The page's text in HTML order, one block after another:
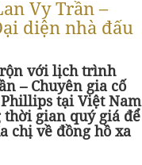
Vy Trần –
diện nhà đấu
với lịch trình
– Chuyên gia cố
tại Việt Nam
gian quý giá để
chị về đồng hồ xa